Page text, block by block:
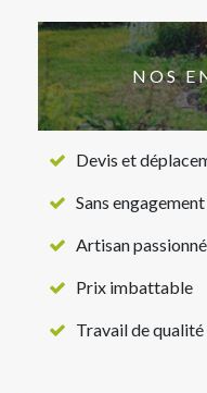
NOS
Devis et
Sans engagement
Artisan passionné
Prix imbattable
Travail de qualité